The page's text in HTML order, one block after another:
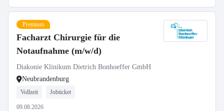
Premium
Facharzt Chirurgie für die
Notaufnahme (m/w/d)
Diakonie Klinikum Dietrich Bonhoeffer GmbH
Neubrandenburg
Vollzeit Jobticket
09.08.2026